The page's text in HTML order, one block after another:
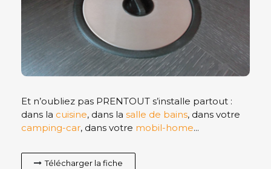
Et n’oubliez pas PRENTOUT s’installe partout :
dans la cuisine, dans la salle de bains, dans votre
camping-car, dans votre mobil-home...
Télécharger la fiche